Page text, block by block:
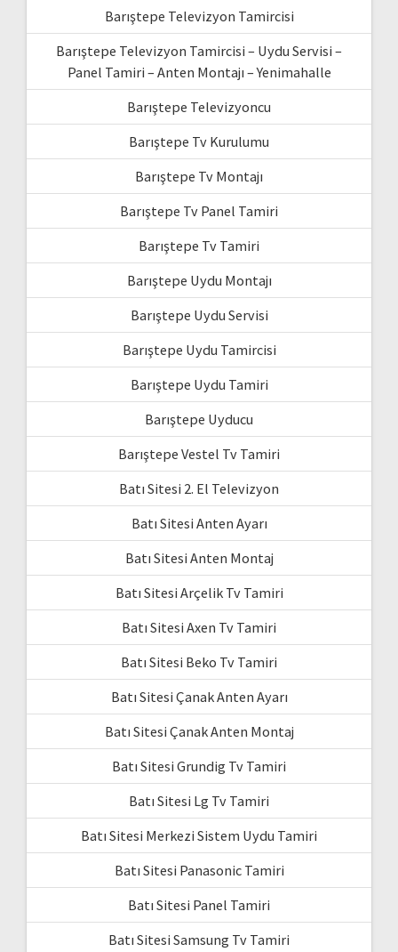
Barıştepe Televizyon Tamircisi
Barıştepe Televizyon Tamircisi – Uydu Servisi –
Panel Tamiri – Anten Montajı – Yenimahalle
Barıştepe Televizyoncu
Barıştepe Tv Kurulumu
Barıştepe Tv Montajı
Barıştepe Tv Panel Tamiri
Barıştepe Tv Tamiri
Barıştepe Uydu Montajı
Barıştepe Uydu Servisi
Barıştepe Uydu Tamircisi
Barıştepe Uydu Tamiri
Barıştepe Uyducu
Barıştepe Vestel Tv Tamiri
Batı Sitesi 2. El Televizyon
Batı Sitesi Anten Ayarı
Batı Sitesi Anten Montaj
Batı Sitesi Arçelik Tv Tamiri
Batı Sitesi Axen Tv Tamiri
Batı Sitesi Beko Tv Tamiri
Batı Sitesi Çanak Anten Ayarı
Batı Sitesi Çanak Anten Montaj
Batı Sitesi Grundig Tv Tamiri
Batı Sitesi Lg Tv Tamiri
Batı Sitesi Merkezi Sistem Uydu Tamiri
Batı Sitesi Panasonic Tamiri
Batı Sitesi Panel Tamiri
Batı Sitesi Samsung Tv Tamiri